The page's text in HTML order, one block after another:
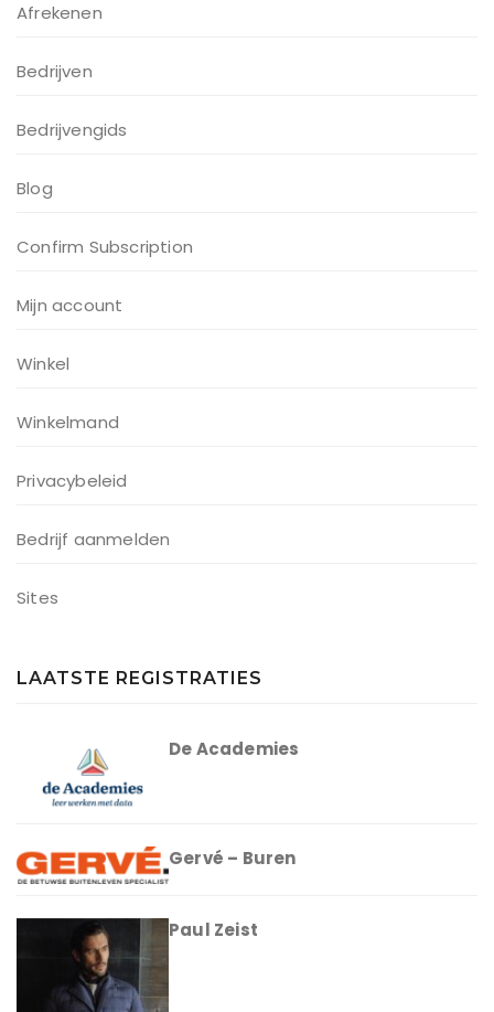
Afrekenen
Bedrijven
Bedrijvengids
Blog
Confirm Subscription
Mijn account
Winkel
Winkelmand
Privacybeleid
Bedrijf aanmelden
Sites
LAATSTE REGISTRATIES
De Academies
Gervé – Buren
Paul Zeist